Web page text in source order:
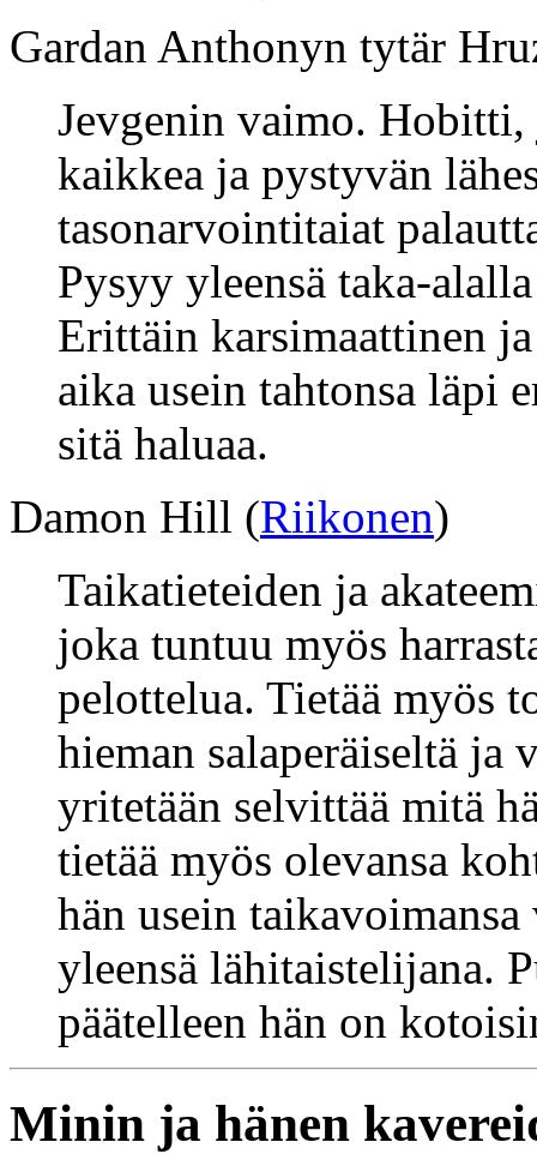
Gardan Anthonyn tytär
Jevgenin vaimo. Hobitti,
kaikkea ja pystyvän
tasonarvointitaiat
Pysyy yleensä taka-
Erittäin karsimaattinen
aika usein tahtonsa läpi
sitä haluaa.
Damon Hill (Riikonen)
Taikatieteiden ja
joka tuntuu myös
pelottelua. Tietää myös
hieman salaperäiseltä
yritetään selvittää mitä
tietää myös olevansa
hän usein
yleensä lähitaistelijana.
päätelleen hän on
Minin ja hänen